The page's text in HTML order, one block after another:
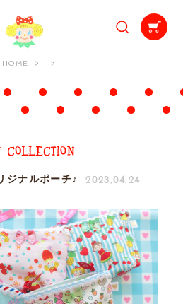
HOME
ジナルポーチ♪ 2023.04.24